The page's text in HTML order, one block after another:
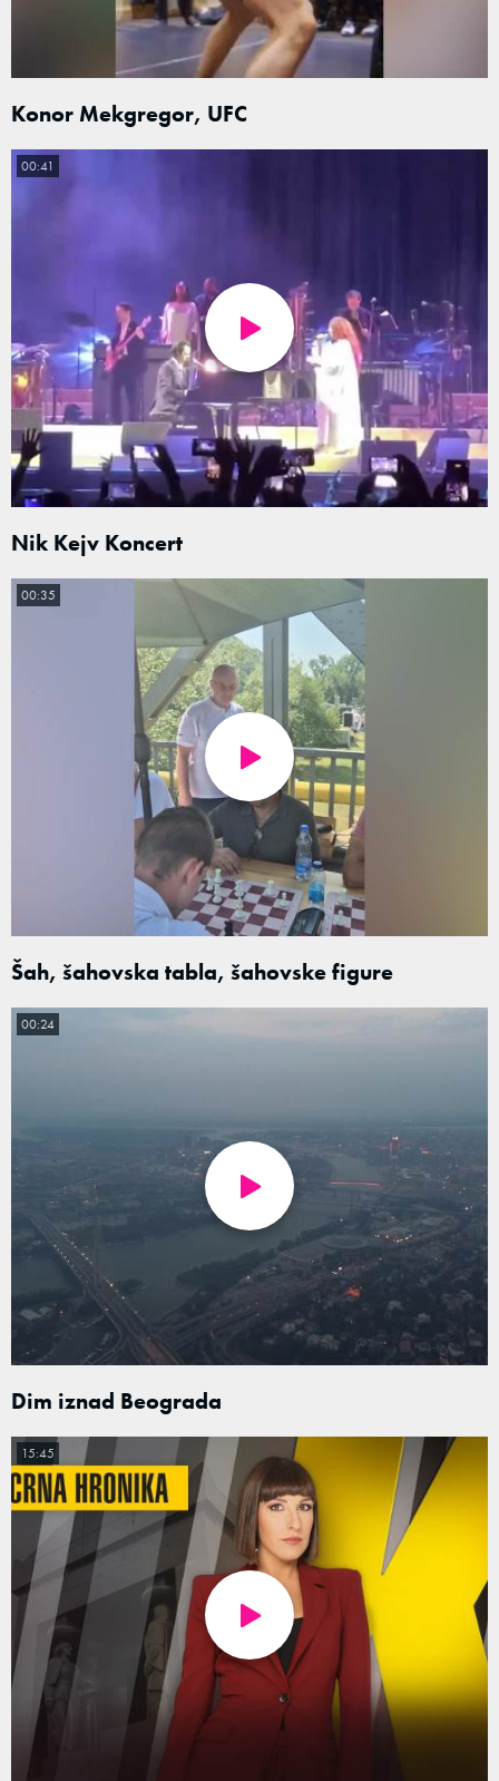
Konor Mekgregor, UFC
Nik Kejv Koncert
00:41
Šah, šahovska tabla, šahovske figure
00:35
Dim iznad Beograda
00:24
15:45